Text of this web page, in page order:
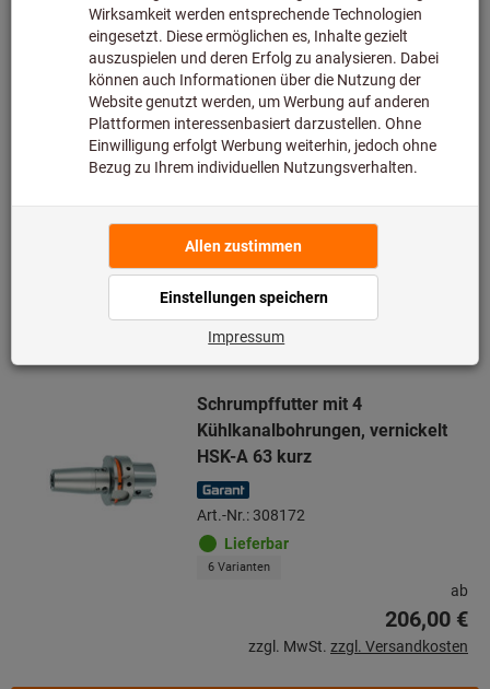
Schrumpffutter HSK-A 63 A = 120
Art.-Nr.: 308189
Lieferbar
12 Varianten
zzgl. MwSt.
Zu den Varianten
Schrumpffutter mit 4
Kühlkanalbohrungen, vernickelt
HSK-A 63 kurz
Art.-Nr.: 308172
Lieferbar
6 Varianten
ab
206,00 €
zzgl. MwSt. zzgl. Versandkosten